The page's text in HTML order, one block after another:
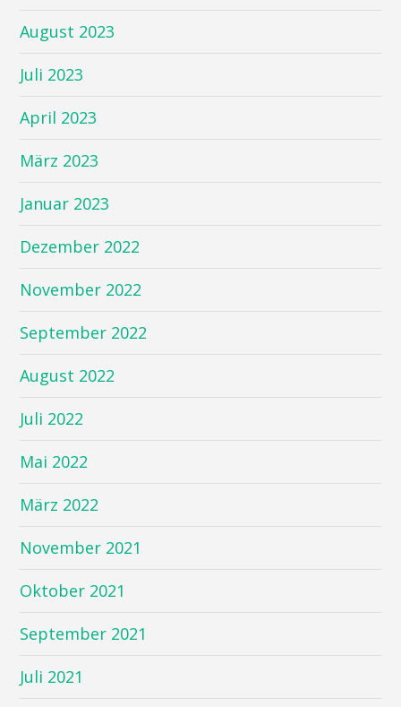
August 2023
Juli 2023
April 2023
März 2023
Januar 2023
Dezember 2022
November 2022
September 2022
August 2022
Juli 2022
Mai 2022
März 2022
November 2021
Oktober 2021
September 2021
Juli 2021